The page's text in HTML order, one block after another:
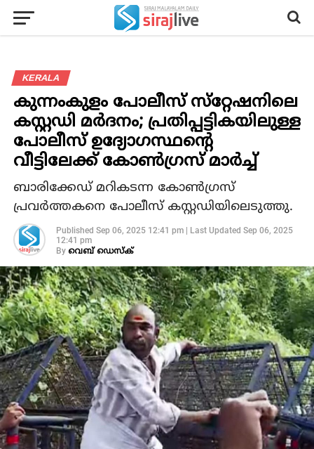
KERALA
കുന്നംകുളം പോലീസ് സ്‌റ്റേഷനിലെ
കസ്റ്റഡി മര്‍ദനം; പ്രതിപ്പട്ടികയിലുള്ള
പോലീസ് ഉദ്യോഗസ്ഥന്റെ
വീട്ടിലേക്ക് കോണ്‍ഗ്രസ് മാര്‍ച്ച്
ബാരിക്കേഡ് മറികടന്ന കോണ്‍ഗ്രസ്
പ്രവര്‍ത്തകനെ പോലീസ് കസ്റ്റഡിയിലെടുത്തു.
Published Sep 06, 2025 12:41 pm| Last Updated Sep 06, 2025
12:41 pm
By വെബ് ഡെസ്‌ക്